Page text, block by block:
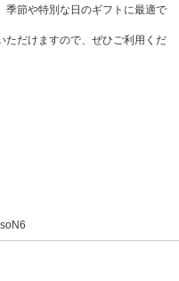
季節や特別な日のギフトに最適で
ただけますので、ぜひご利用くだ